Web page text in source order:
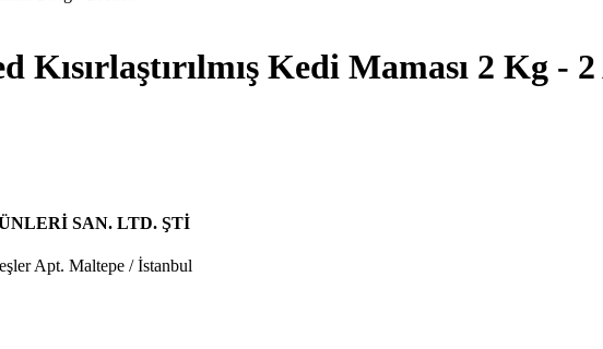
Kedi Maması 2 Kg -
SAN. LTD. ŞTİ
Apt. Maltepe / İstanbul